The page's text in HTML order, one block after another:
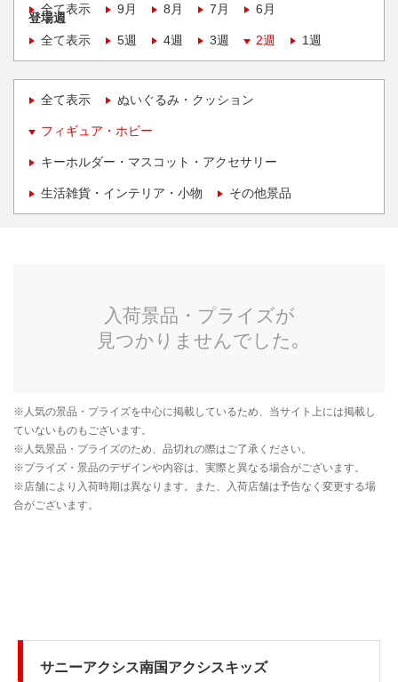
全て表示
9月 8月 7月 6月
登場週
全て表示
5週 4週 3週 2週 1週
全て表示 ぬいぐるみ・クッション
フィギュア・ホビー
キーホルダー・マスコット・アクセサリー
生活雑貨・インテリア・小物 その他景品
サニーアクシス南国アクシスキッズ